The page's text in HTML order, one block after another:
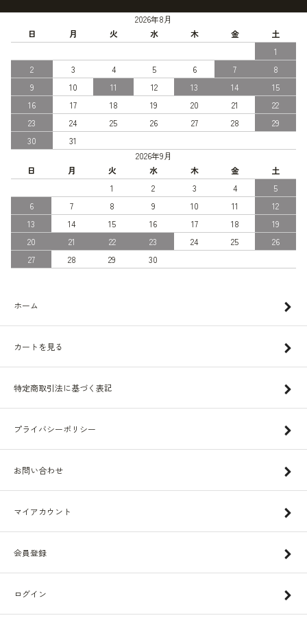
2026年8月
日
月 火 水 木 金
土
1
2
3 4 5 6 7
8
9
10 11 12 13 14
15
16
17 18 19 20 21
22
23
24 25 26 27 28
29
30
31
2026年9月
日
月 火 水 木 金
土
1
2 3 4
5
6
7 8 9 10 11
12
13
14 15 16 17 18
19
20
21 22 23 24 25
26
27
28 29 30
ホーム
カートを見る
特定商取引法に基づく表記
プライバシーポリシー
お問い合わせ
マイアカウント
会員登録
ログイン